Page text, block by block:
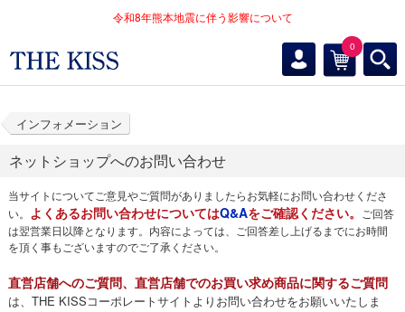
令和8年熊本地震に伴う影響について
0
インフォメーション
ネットショップへのお問い合わせ
当サイトについてご意見やご質問がありましたらお気軽にお問い合わせくださ
い。 よくあるお問い合わせについてはQ&Aをご確認ください。
ご回答
は翌営業日以降となります。内容によっては、ご回答差し上げるまでにお時間
を頂く事もございますのでご了承ください。
直営店舗へのご質問、直営店舗でのお買い求め商品に関するご質問
は、THE KISSコーポレートサイトよりお問い合わせをお願いいたしま